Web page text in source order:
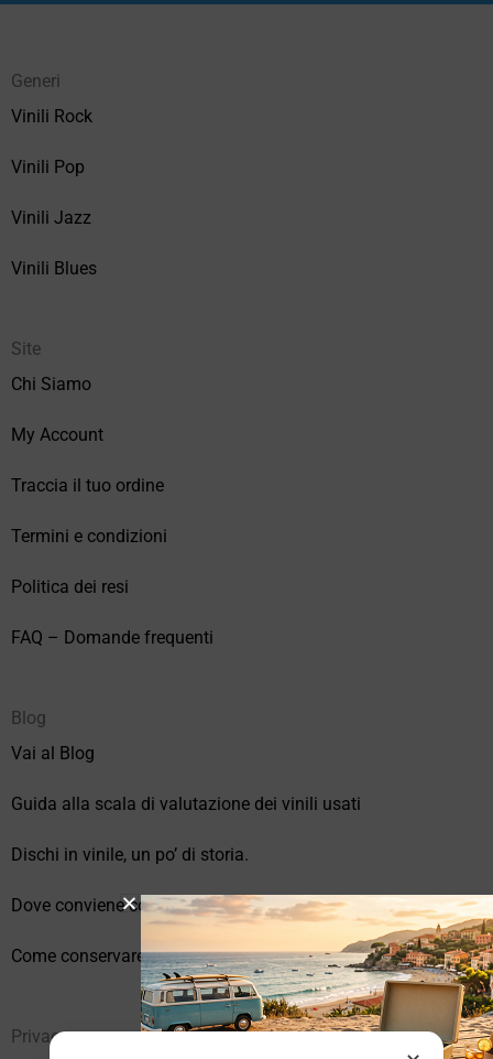
Generi
Vinili Rock
Vinili Pop
Vinili Jazz
Vinili Blues
Site
Chi Siamo
My Account
Traccia il tuo ordine
Termini e condizioni
Politica dei resi
FAQ – Domande frequenti
Blog
Vai al Blog
Guida alla scala di valutazione dei vinili usati
Dischi in vinile, un po’ di storia.
Dove conviene comprare vinili online?
Come conservare correttamente i vinili usati
Privacy